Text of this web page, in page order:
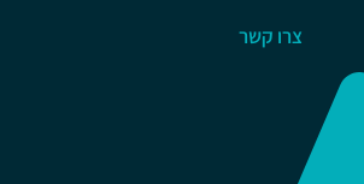
צרו קשר